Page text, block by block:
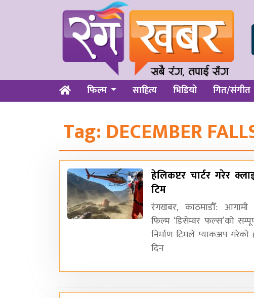
फिल्म साहित्य भिडियो गित/संगीत
Tag: DECEMBER
हेलिकप्टर चार्टर गरेर
टिम
रंगखबर, काठमाडौँ:
फिल्म ‘डिसेम्वर फल्स’को
निर्माण टिमले प्याकअप
दिन